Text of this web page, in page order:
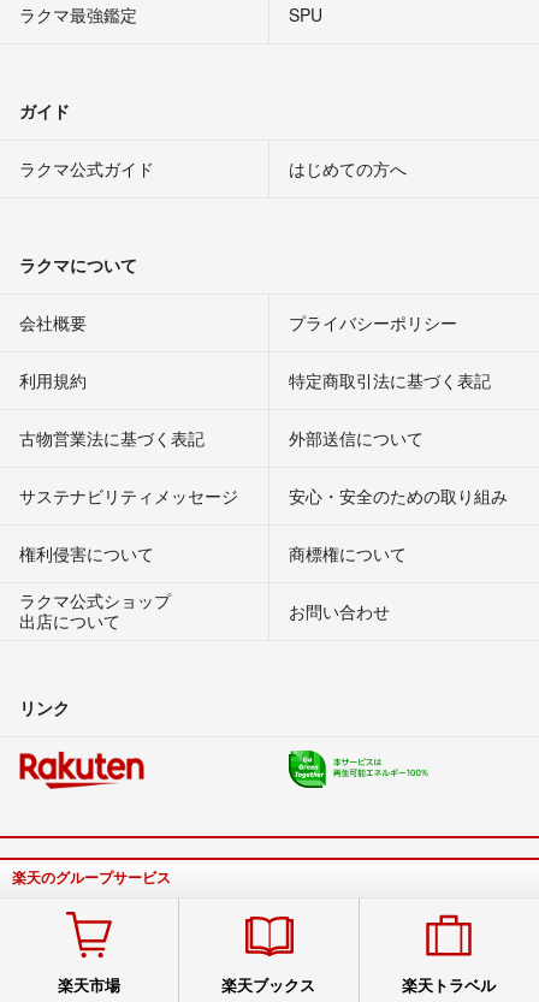
ラクマ最強鑑定
SPU
ガイド
ラクマ公式ガイド はじめての方へ
ラクマについて
会社概要 プライバシーポリシー
利用規約 特定商取引法に基づく表記
古物営業法に基づく表記 外部送信について
サステナビリティメッセージ 安心・安全のための取り組み
権利侵害について
商標権について
ラクマ公式ショップ
出店について
お問い合わせ
リンク
楽天のグループサービス
楽天市場 楽天ブックス 楽天トラベル